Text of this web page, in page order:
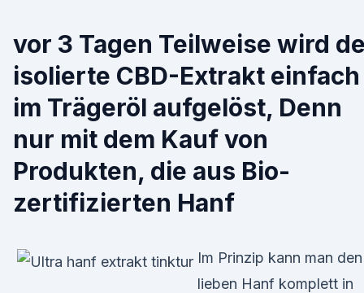
vor 3 Tagen Teilweise wird
isolierte CBD-Extrakt einfach
im Trägeröl aufgelöst, Denn
nur mit dem Kauf von
Produkten, die aus Bio-
zertifizierten Hanf
Im Prinzip kann man den
lieben Hanf komplett in